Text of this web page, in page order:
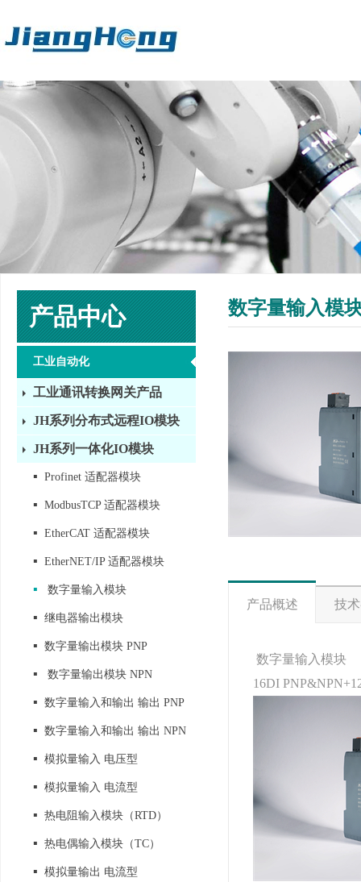
产品中心
工业自动化
工业通讯转换网关产品
JH系列分布式远程IO模块
JH系列一体化IO模块
▪ Profinet 适配器模块
▪ ModbusTCP 适配器模块
▪ EtherCAT 适配器模块
▪ EtherNET/IP 适配器模块
▪ 数字量输入模块
▪ 继电器输出模块
▪ 数字量输出模块 PNP
▪ 数字量输出模块 NPN
▪ 数字量输入和输出 输出 PNP
▪ 数字量输入和输出 输出 NPN
▪ 模拟量输入 电压型
▪ 模拟量输入 电流型
▪ 热电阻输入模块（RTD）
▪ 热电偶输入模块（TC）
▪ 模拟量输出 电流型
数字量输入模
产品概述 技
数字量输入模块
16DI